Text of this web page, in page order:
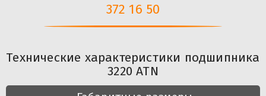
372 16 50
Технические характеристики подшипника
3220 ATN